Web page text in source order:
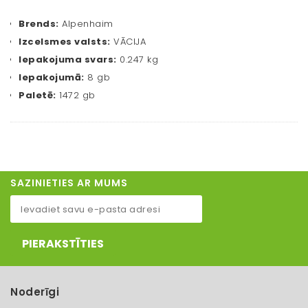
Brends: Alpenhaim
Izcelsmes valsts: VĀCIJA
Iepakojuma svars: 0.247 kg
Iepakojumā: 8 gb
Paletē: 1472 gb
SAZINIETIES AR MUMS
PIERAKSTĪTIES
Noderīgi